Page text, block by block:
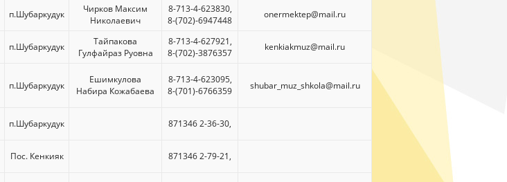
п.Шубаркудук
Чирков Максим
Николаевич
8-713-4-623830,
8-(702)-6947448
onermektep@mail.ru
п.Шубаркудук
Тайпакова
Гулфайраз Руовна
8-713-4-627921,
8-(702)-3876357
kenkiakmuz@mail.ru
п.Шубаркудук
Ешимкулова
Набира Кожабаева
8-713-4-623095,
8-(701)-6766359
shubar_muz_shkola@mail.ru
п.Шубаркудук 871346 2-36-30,
Пос. Кенкияк 871346 2-79-21,